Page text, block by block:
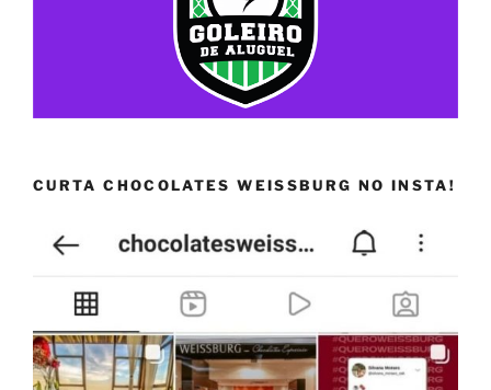
CURTA CHOCOLATES WEISSBURG NO INSTA!